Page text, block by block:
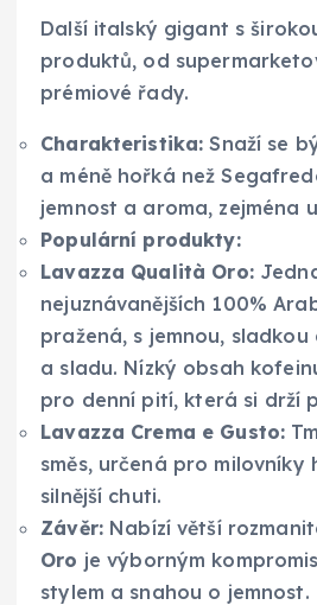
Další italský gigant s
produktů, od
prémiové řady.
Charakteristika: Snaží se
a méně hořká než
jemnost a aroma, zejména
Populární produkty:
Lavazza Qualità Oro:
nejuznávanějších 100%
pražená, s jemnou,
a sladu. Nízký obsah
pro denní pití, která si drží
Lavazza Crema e Gusto:
směs, určená pro milovníky
silnější chuti.
Závěr:Nabízí větší
Oro je výborným
stylem a snahou o jemnost.